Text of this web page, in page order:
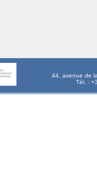
44, avenue de
Tél. :